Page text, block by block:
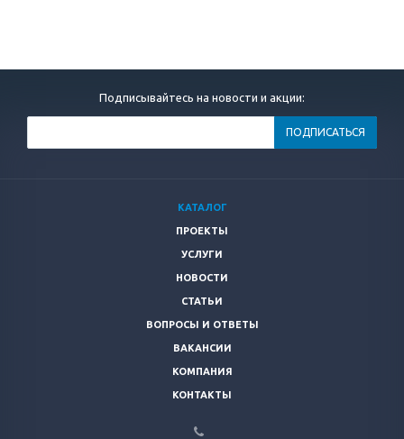
Подписывайтесь на новости и акции:
КАТАЛОГ
ПРОЕКТЫ
УСЛУГИ
НОВОСТИ
СТАТЬИ
ВОПРОСЫ И ОТВЕТЫ
ВАКАНСИИ
КОМПАНИЯ
КОНТАКТЫ